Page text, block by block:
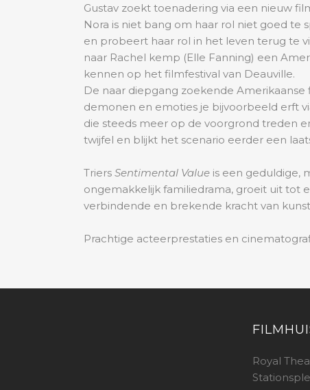
Gustav zoekt toenadering via een nieuw
Nora is niet bang om haar rol niet goed te
en probeert haar rol in het leven terug te
naar Rachel kemp (Elle Fanning) een
kennen op het filmfestival van Deauville.
De naar diepgang zoekende
demonen en emoties je bijvoorbeeld erft
die steeds meer op de voorgrond treden
twijfel en blijkt het scenario eerder een
Triers Sentimental Value is een geduldige,
ongemakkelijk familiedrama, groeit uit tot
verbindende en brekende kracht van
Prachtige acteerprestaties en
Royal